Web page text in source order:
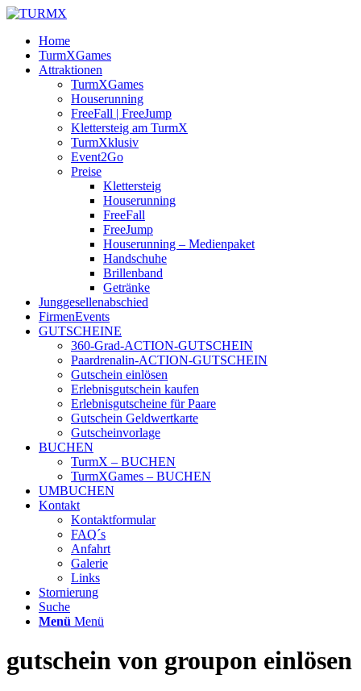
Home
TurmXGames
Attraktionen
TurmXGames
Houserunning
FreeFall | FreeJump
Klettersteig am TurmX
TurmXklusiv
Event2Go
Preise
Klettersteig
Houserunning
FreeFall
FreeJump
Houserunning – Medienpaket
Handschuhe
Brillenband
Getränke
Junggesellenabschied
FirmenEvents
GUTSCHEINE
360-Grad-ACTION-GUTSCHEIN
Paardrenalin-ACTION-GUTSCHEIN
Gutschein einlösen
Erlebnisgutschein kaufen
Erlebnisgutscheine für Paare
Gutschein Geldwertkarte
Gutscheinvorlage
BUCHEN
TurmX – BUCHEN
TurmXGames – BUCHEN
UMBUCHEN
Kontakt
Kontaktformular
FAQ´s
Anfahrt
Galerie
Links
Stornierung
Suche
Menü Menü
gutschein von groupon einlösen